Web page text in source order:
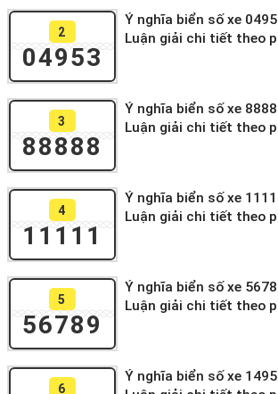
2
04953
Ý nghĩa biển số xe
Luận giải chi tiết theo
3
88888
Ý nghĩa biển số xe
Luận giải chi tiết theo
4
11111
Ý nghĩa biển số xe
Luận giải chi tiết theo
5
56789
Ý nghĩa biển số xe
Luận giải chi tiết theo
6
Ý nghĩa biển số xe